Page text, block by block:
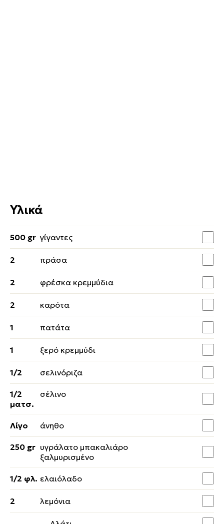
Υλικά
500 gr γίγαντες
2 πράσα
2 φρέσκα κρεμμύδια
2 καρότα
1 πατάτα
1 ξερό κρεμμύδι
1/2 σελινόριζα
1/2
ματσ.
σέλινο
Λίγο άνηθο
250 gr υγράλατο μπακαλιάρο
ξαλμυρισμένο
1/2 φλ. ελαιόλαδο
2 λεμόνια